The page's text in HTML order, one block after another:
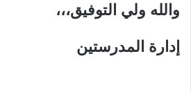
والله ولي التوفيق،،،
إدارة المدرستين